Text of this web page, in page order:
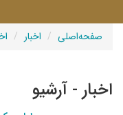
صفحه‌اصلی اخبار
اخبار - آرشیو